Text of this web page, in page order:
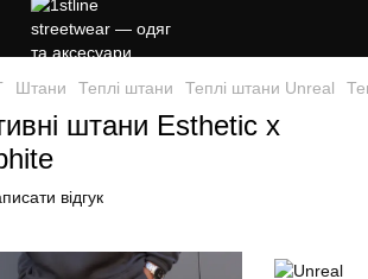
Штани Теплі штани Теплі штани Unreal
штани Esthetic x
відгук